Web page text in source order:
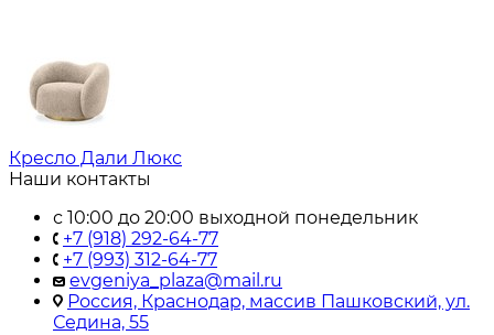
Кресло Дали Люкс
Наши контакты
с 10:00 до 20:00 выходной понедельник
+7 (918) 292-64-77
+7 (993) 312-64-77
evgeniya_plaza@mail.ru
Россия, Краснодар, массив Пашковский, ул.
Седина, 55